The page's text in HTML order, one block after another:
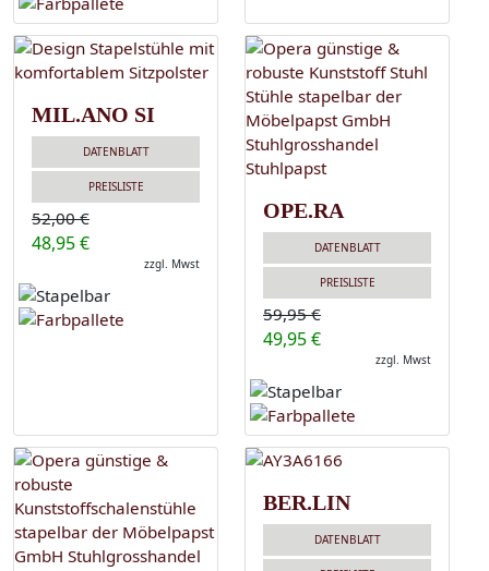
MIL.ANO SI
DATENBLATT
PREISLISTE
52,00 €
48,95 €
zzgl. Mwst
OPE.RA
DATENBLATT
PREISLISTE
59,95 €
49,95 €
zzgl. Mwst
BER.LIN
DATENBLATT